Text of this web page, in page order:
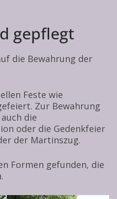
gepflegt
die Bewahrung der
Feste wie
Zur Bewahrung
die
oder die Gedenkfeier
der Martinszug.
Formen gefunden, die